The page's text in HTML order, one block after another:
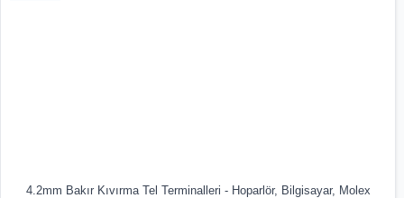
4.2mm Bakır Kıvırma Tel Terminalleri - Hoparlör, Bilgisayar, Molex